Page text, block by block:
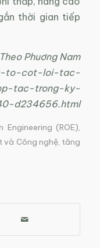
thời gian tiếp
Theo Phuơng Nam
to-cot-loi-tac-
tac-trong-ky-
d234656.html
Engineering (ROE),
và Công nghệ, tăng